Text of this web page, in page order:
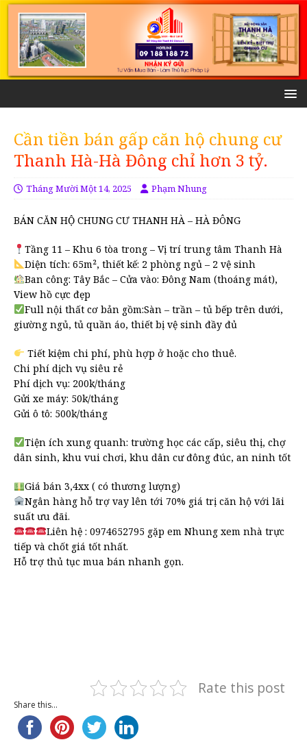
Cần tiền bán gấp căn hộ chung cư
Thanh Hà-Hà Đông chỉ hơn 3 tỷ.
Tháng Mười Một 14, 2025 Phạm Nhung
BÁN CĂN HỘ CHUNG CƯ THANH HÀ – HÀ ĐÔNG
Tầng 11 – Khu 6 tòa trong – Vị trí trung tâm Thanh Hà
Diện tích: 65m², thiết kế: 2 phòng ngủ – 2 vệ sinh
Ban công: Tây Bắc – Cửa vào: Đông Nam (thoáng mát),
View hồ cực đẹp
Full nội thất cơ bản gồm:Sàn – trần – tủ bếp trên dưới,
giường ngủ, tủ quần áo, thiết bị vệ sinh đầy đủ
Tiết kiệm chi phí, phù hợp ở hoặc cho thuê.
Chi phí dịch vụ siêu rẻ
Phí dịch vụ: 200k/tháng
Gửi xe máy: 50k/tháng
Gửi ô tô: 500k/tháng
Tiện ích xung quanh: trường học các cấp, siêu thị, chợ
dân sinh, khu vui chơi, khu dân cư đông đúc, an ninh tốt
Giá bán 3,4xx ( có thương lượng)
Ngân hàng hỗ trợ vay lên tới 70% giá trị căn hộ với lãi
suất ưu đãi.
Liên hệ : 0974652795 gặp em Nhung xem nhà trực
tiếp và chốt giá tốt nhất.
Hỗ trợ thủ tục mua bán nhanh gọn.
Rate this post
Share this...